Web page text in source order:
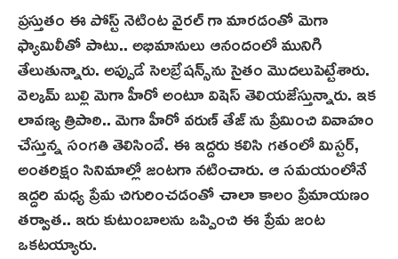
ప్రస్తుతం ఈ పోస్ట్ నెటింట‌ వైరల్ గా మారడంతో మెగా
ఫ్యామిలీతో పాటు.. అభిమానులు ఆనందంలో మునిగి
తేలుతున్నారు. అప్పుడే సెలబ్రేషన్స్‌ను సైతం మొదలుపెట్టేశారు.
వెల్కమ్ బుల్లి మెగా హీరో అంటూ విషెస్ తెలియజేస్తున్నారు. ఇక
లావణ్య త్రిపాఠి.. మెగా హీరో వరుణ్ తేజ్ ను ప్రేమించి వివాహం
చేస్తున్న సంగతి తెలిసిందే. ఈ ఇద్దరు కలిసి గతంలో మిస్టర్,
అంతరిక్షం సినిమాల్లో జంటగా నటించారు. ఆ సమయంలోనే
ఇద్దరి మధ్య ప్రేమ చిగురించడంతో చాలా కాలం ప్రేమాయ‌ణం
తర్వాత.. ఇరు కుటుంబాలను ఒప్పించి ఈ ప్రేమ జంట
ఒకటయ్యారు.